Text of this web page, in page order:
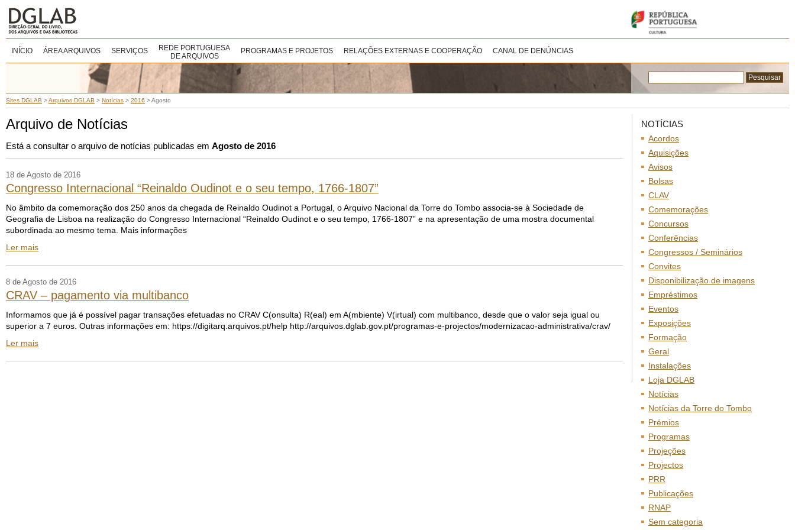
INÍCIO ÁREA ARQUIVOS SERVIÇOS
REDE PORTUGUESA
DE ARQUIVOS
PROGRAMAS E PROJETOS RELAÇÕES EXTERNAS E COOPERAÇÃO CANAL DE DENÚNCIAS
Sites DGLAB >Arquivos DGLAB > Notícias > 2016 >Agosto
Arquivo de Notícias
Está a consultar o arquivo de notícias publicadas em Agosto de 2016
18 de Agosto de 2016
Congresso Internacional “Reinaldo Oudinot e o seu tempo, 1766-1807”
No âmbito da comemoração dos 250 anos da chegada de Reinaldo Oudinot a Portugal, o Arquivo Nacional da Torre do Tombo associa-se à Sociedade de
Geografia de Lisboa na realização do Congresso Internacional “Reinaldo Oudinot e o seu tempo, 1766-1807” e na apresentação de uma mostra documental
subordinada ao mesmo tema. Mais informações
Ler mais
8 de Agosto de 2016
CRAV – pagamento via multibanco
Informamos que já é possível pagar transações efetuadas no CRAV C(onsulta) R(eal) em A(mbiente) V(irtual) com multibanco, desde que o valor seja igual ou
superior a 7 euros. Outras informações em: https://digitarq.arquivos.pt/help http://arquivos.dglab.gov.pt/programas-e-projectos/modernizacao-administrativa/crav/
Ler mais
NOTÍCIAS
Acordos
Aquisições
Avisos
Bolsas
CLAV
Comemorações
Concursos
Conferências
Congressos / Seminários
Convites
Disponibilização de imagens
Empréstimos
Eventos
Exposições
Formação
Geral
Instalações
Loja DGLAB
Notícias
Notícias da Torre do Tombo
Prémios
Programas
Projeções
Projectos
PRR
Publicações
RNAP
Sem categoria